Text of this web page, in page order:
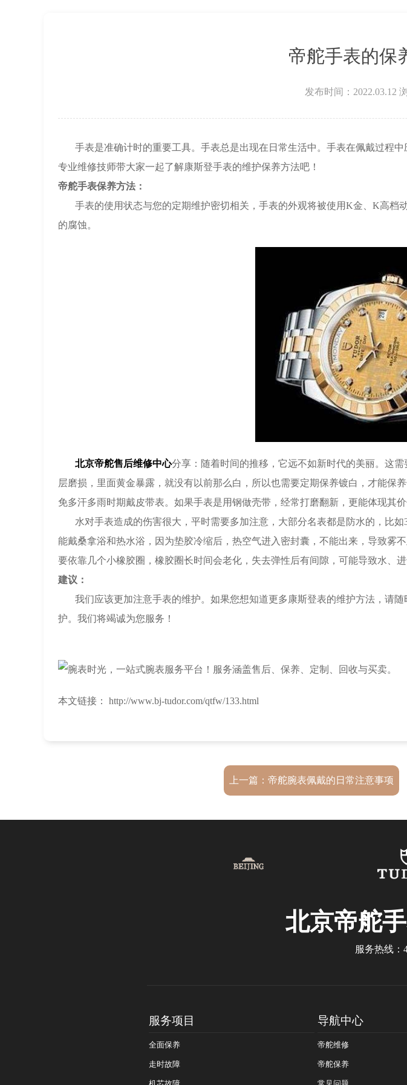
帝舵手表的保
发布时间：2022.03.12
手表是准确计时的重要工具。手表总是出现在日常生活中。手表在佩戴过程中
专业维修技师带大家一起了解康斯登手表的维护保养方法吧！
帝舵手表保养方法：
手表的使用状态与您的定期维护密切相关，手表的外观将被使用K金、K高档
的腐蚀。
北京帝舵售后维修中心分享：随着时间的推移，它远不如新时代的美丽。这
层磨损，里面黄金暴露，就没有以前那么白，所以也需要定期保养镀白，才能保
免多汗多雨时期戴皮带表。如果手表是用钢做壳带，经常打磨翻新，更能体现其价
水对手表造成的伤害很大，平时需要多加注意，大部分名表都是防水的，比如
能戴桑拿浴和热水浴，因为垫胶冷缩后，热空气进入密封囊，不能出来，导致雾
要依靠几个小橡胶圈，橡胶圈长时间会老化，失去弹性后有间隙，可能导致水、
建议：
我们应该更加注意手表的维护。如果您想知道更多康斯登表的维护方法，请随
护。我们将竭诚为您服务！
本文链接： http://www.bj-tudor.com/qtfw/133.html
上一篇： 帝舵腕表佩戴的日常注意事项
北京帝舵
服务热线：
服务项目
全面保养
走时故障
导航中心
帝舵维修
帝舵保养